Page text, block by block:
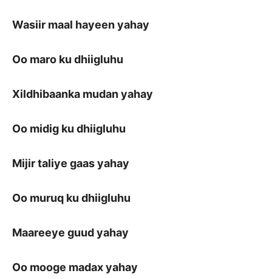
Wasiir maal hayeen yahay
Oo maro ku dhiigluhu
Xildhibaanka mudan yahay
Oo midig ku dhiigluhu
Mijir taliye gaas yahay
Oo muruq ku dhiigluhu
Maareeye guud yahay
Oo mooge madax yahay